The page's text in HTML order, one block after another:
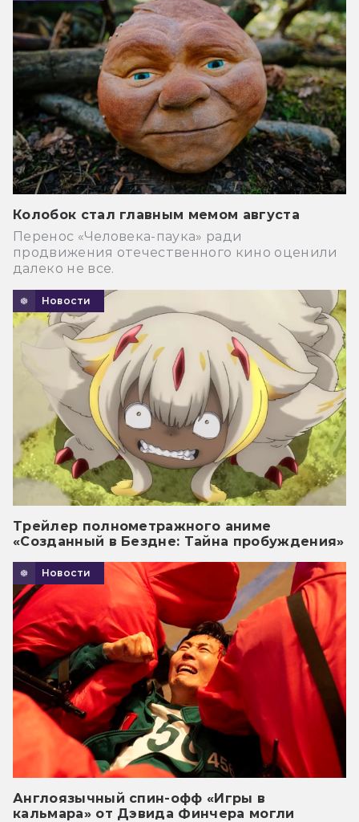
Колобок стал главным мемом августа
Перенос «Человека-паука» ради
продвижения отечественного кино оценили
далеко не все.
Новости
Трейлер полнометражного аниме
«Созданный в Бездне: Тайна пробуждения»
Новости
Англоязычный спин-офф «Игры в
кальмара» от Дэвида Финчера могли